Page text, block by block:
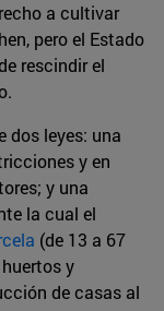
a cultivar
pero el Estado
rescindir el
dos leyes: una
y en
y una
la cual el
(de 13 a 67
y
de casas al